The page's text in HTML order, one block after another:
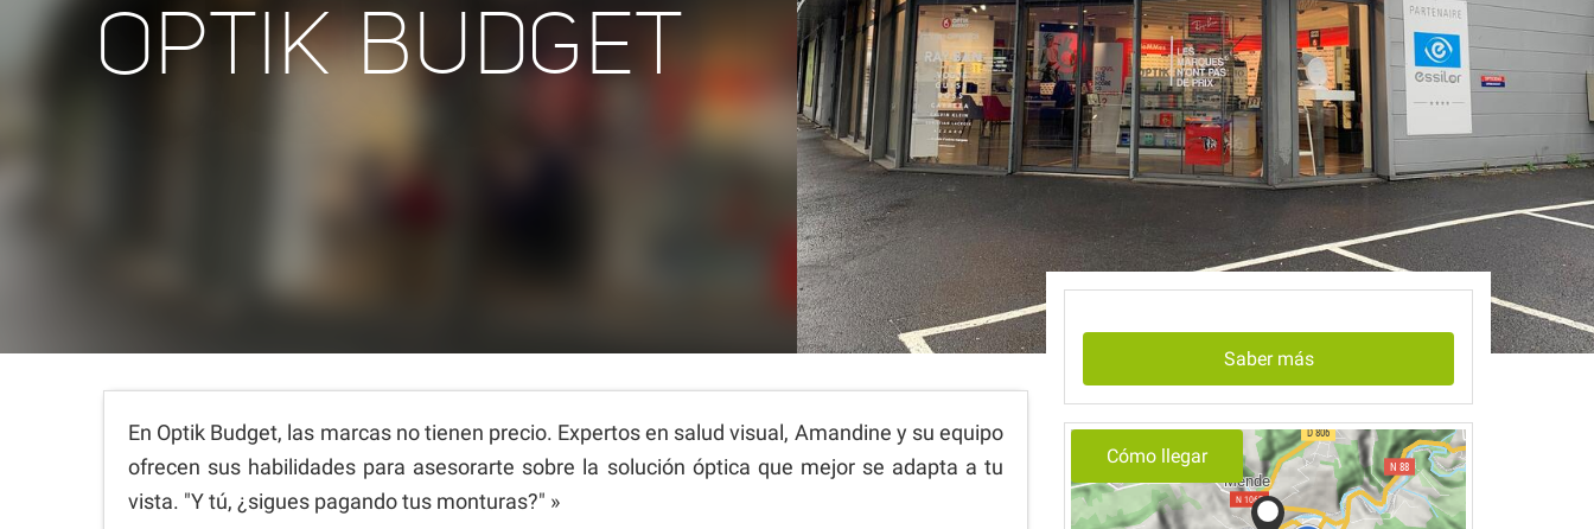
OPTIK BUDGET
En Optik Budget, las marcas no tienen precio. Expertos en salud visual, Amandine y su equipo
ofrecen sus habilidades para asesorarte sobre la solución óptica que mejor se adapta a tu
vista. "Y tú, ¿sigues pagando tus monturas?" »
Saber más
Cómo llegar